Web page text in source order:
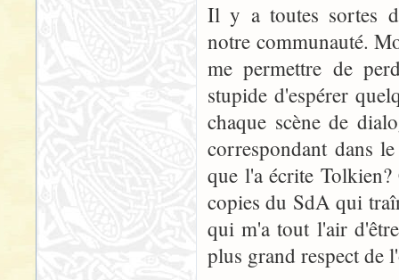
Il y a toutes sortes
notre communauté.
me permettre de
stupide d'espérer
chaque scène de
correspondant dans
que l'a écrite
copies du SdA qui
qui m'a tout l'air
plus grand respect de